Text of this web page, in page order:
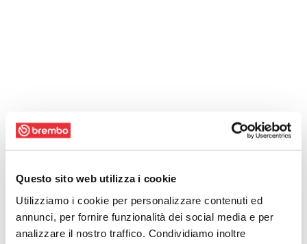
Questo sito web utilizza i cookie
Utilizziamo i cookie per personalizzare contenuti ed
annunci, per fornire funzionalità dei social media e per
analizzare il nostro traffico. Condividiamo inoltre